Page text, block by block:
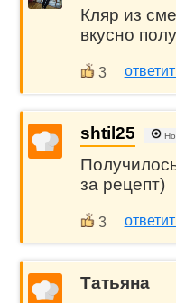
Кляр из
вкусно
3
shtil25
за рецепт)
3
Татьяна